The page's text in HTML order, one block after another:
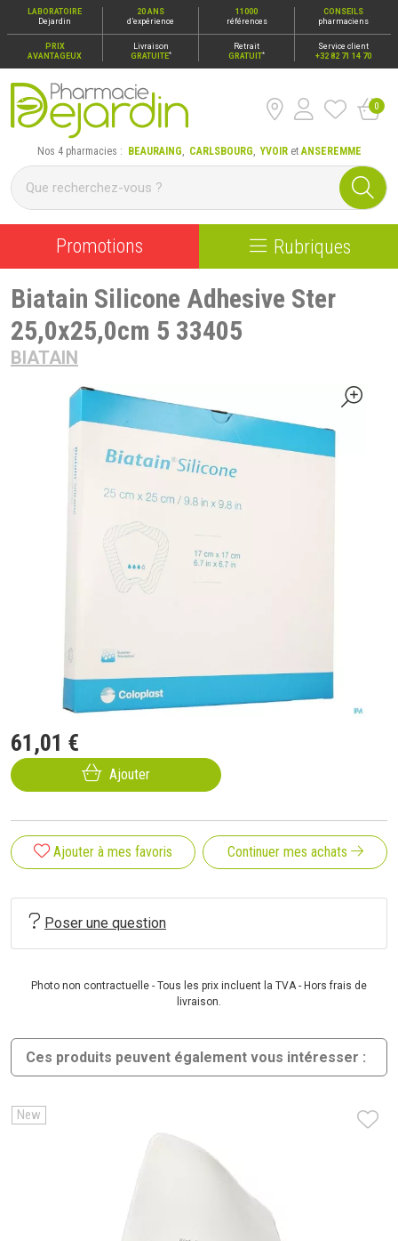
LABORATOIRE
Dejardin
20 ANS
d’expérience
11000
références
CONSEILS
pharmaciens
PRIX
AVANTAGEUX
Livraison
GRATUITE*
Retrait
GRATUIT*
Service client
+32 82 71 14 70
Pharmacie Dejardin Nos 4 pharmacies : Beauraing,
0
Nos 4 pharmacies : BEAURAING, CARLSBOURG,YVOIRetANSEREMME
Promotions Rubriques
Biatain Silicone Adhesive Ster
25,0x25,0cm 5 33405
BIATAIN
61 ,01 €
Ajouter
Ajouter à mes favoris Continuer mes achats
Poser une question
Photo non contractuelle - Tous les prix incluent la TVA - Hors frais de
livraison.
Ces produits peuvent également vous intéresser :
New